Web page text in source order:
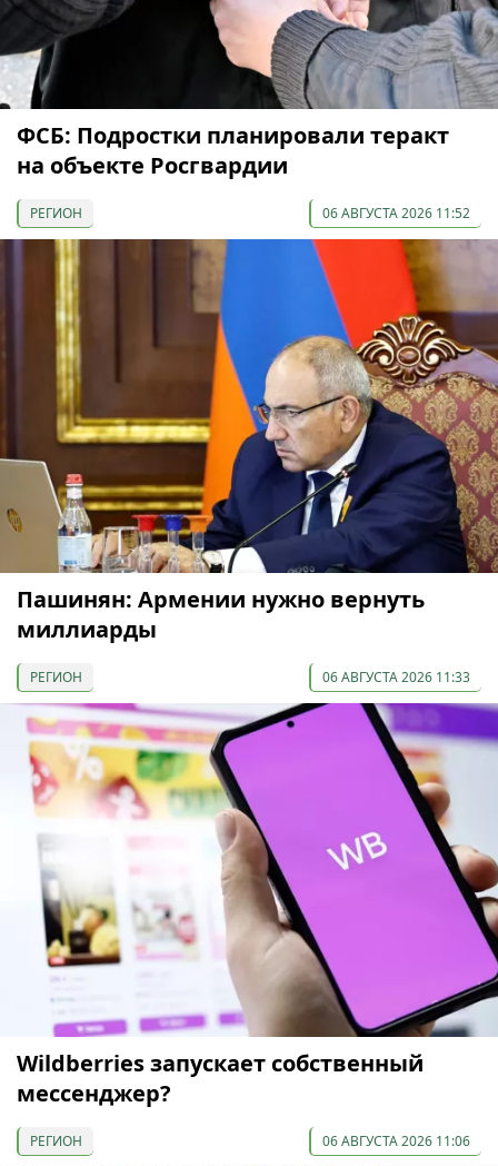
ФСБ: Подростки планировали теракт
на объекте Росгвардии
РЕГИОН 06 АВГУСТА 2026 11:52
Пашинян: Армении нужно вернуть
миллиарды
РЕГИОН 06 АВГУСТА 2026 11:33
Wildberries запускает собственный
мессенджер?
РЕГИОН 06 АВГУСТА 2026 11:06